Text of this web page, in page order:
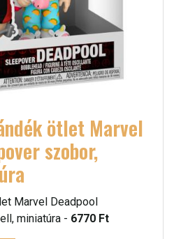
ötlet Marvel
szobor,
Marvel Deadpool
miniatúra - 6770 Ft